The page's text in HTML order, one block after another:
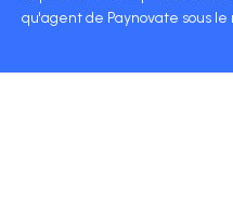
qu'agent de Paynovate sous le